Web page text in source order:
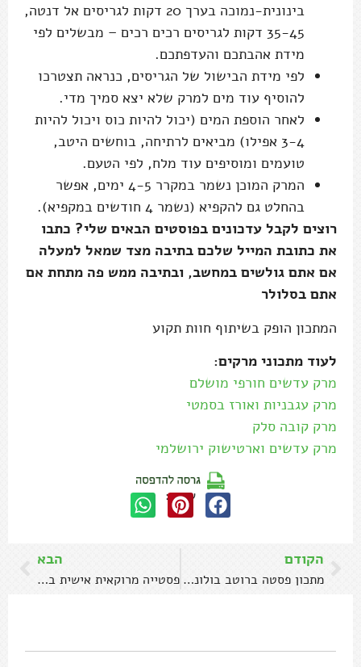
בינונית-נמוכה בערך 20 דקות לגריסים אל דנטה,
35-45 דקות לגריסים רכים רכים – מבשלים לפי
מידת אהבתכם והעדפתכם.
לפי מידת הבישול של הגריסים, כנראה תצטרכו
להוסיף עוד מים למרק שלא יצא סמיך מדי.
לאחר הוספת המים (יכול להיות כוס ויכול להיות
3-4 אפילו) מביאים לרתיחה, בוחשים היטב,
טועמים ומוסיפים עוד מלח, לפי הטעם.
המרק המוכן נשמר במקרר 4-5 ימים, אפשר
בהחלט גם להקפיא (נשמר 4 חודשים במקפיא).
רוצים לקבל עדכונים בפוסטים הבאים שלי? כתבו
את כתובת המייל שלכם בתיבה מצד שמאל למעלה
אם אתם גולשים במחשב, ובתיבה ממש פה מתחת אם
אתם בסלולר
המתכון הופק בשיתוף חוות תקוע
לעוד מתכוני מרקים:
מרק עדשים חורפי מושלם
מרק עגבניות ואורז בסמטי
מרק קובה סלק
מרק עדשים וארטישוק ירושלמי
שתפו:
הקודם
מתכון פסטה ברוטב בולונז טונה מהיר וטעים
הבא
פסטייה מרוקאית אישית במילוי עוף ואגוזים